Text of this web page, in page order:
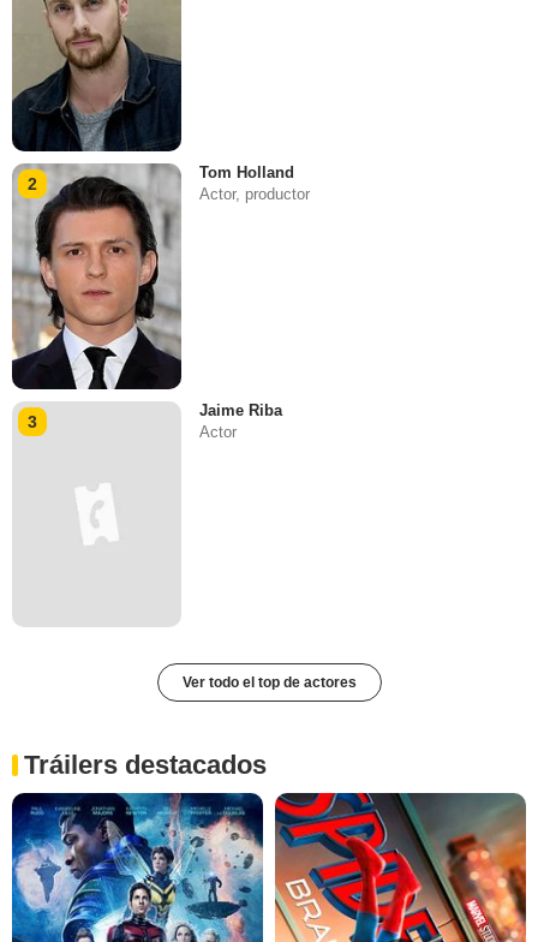
2
Tom Holland
Actor, productor
3
Jaime Riba
Actor
Ver todo el top de actores
Tráilers destacados